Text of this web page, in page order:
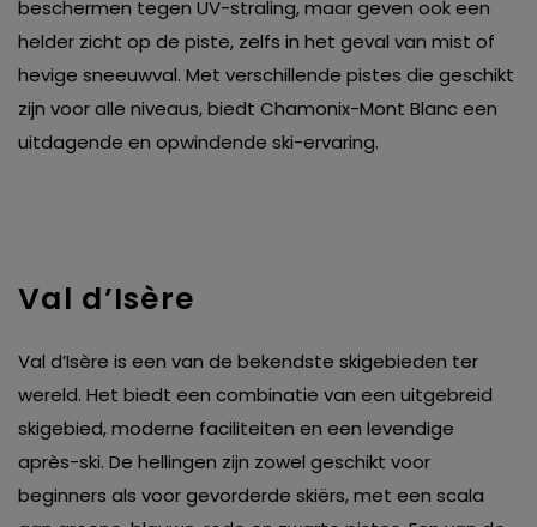
beschermen tegen UV-straling, maar geven ook een
helder zicht op de piste, zelfs in het geval van mist of
hevige sneeuwval. Met verschillende pistes die geschikt
zijn voor alle niveaus, biedt Chamonix-Mont Blanc een
uitdagende en opwindende ski-ervaring.
Val d’Isère
Val d’Isère is een van de bekendste skigebieden ter
wereld. Het biedt een combinatie van een uitgebreid
skigebied, moderne faciliteiten en een levendige
après-ski. De hellingen zijn zowel geschikt voor
beginners als voor gevorderde skiërs, met een scala